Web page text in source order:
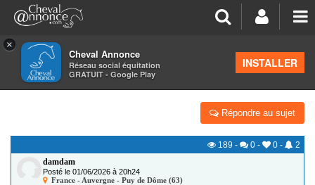
×
Cheval Annonce
Réseau social équitation
GRATUIT - Google Play
INSTALLER
>Petites annonces>Concours
CONCOUR DE HUNTER ET D' EQUIFUN
Répondre au sujet
189 - 0 - 0 -
2
damdam
Posté le 01/06/2026 à 20h24
France - Auvergne - Puy de Dôme (63)